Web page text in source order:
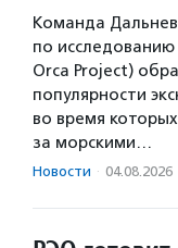
Команда
по исследованию
Orca Project)
популярности
во время
за морскими…
Новости · 04.08.2026